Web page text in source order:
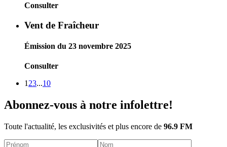
Consulter
Vent de Fraîcheur
Émission du 23 novembre 2025
Consulter
1 23...10
Abonnez-vous à notre infolettre!
Toute l'actualité, les exclusivités et plus encore de 96.9 FM